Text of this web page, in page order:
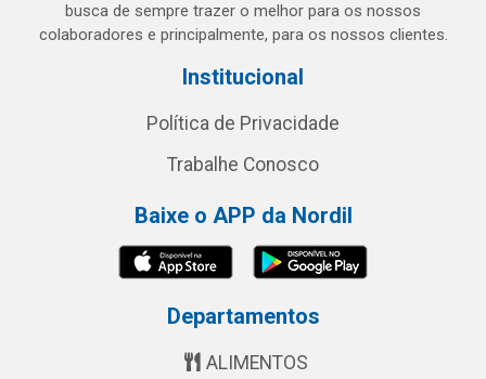
busca de sempre trazer o melhor para os nossos
colaboradores e principalmente, para os nossos clientes.
Institucional
Política de Privacidade
Trabalhe Conosco
Baixe o APP da Nordil
Departamentos
ALIMENTOS